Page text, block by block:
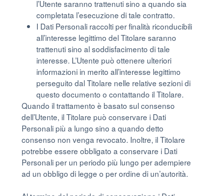
l’Utente saranno trattenuti sino a quando sia
completata l’esecuzione di tale contratto.
I Dati Personali raccolti per finalità riconducibili
all’interesse legittimo del Titolare saranno
trattenuti sino al soddisfacimento di tale
interesse. L’Utente può ottenere ulteriori
informazioni in merito all’interesse legittimo
perseguito dal Titolare nelle relative sezioni di
questo documento o contattando il Titolare.
Quando il trattamento è basato sul consenso
dell’Utente, il Titolare può conservare i Dati
Personali più a lungo sino a quando detto
consenso non venga revocato. Inoltre, il Titolare
potrebbe essere obbligato a conservare i Dati
Personali per un periodo più lungo per adempiere
ad un obbligo di legge o per ordine di un’autorità.